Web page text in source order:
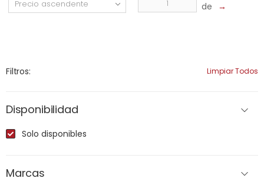
de →
Filtros: Limpiar Todos
Disponibilidad
Solo disponibles
Marcas